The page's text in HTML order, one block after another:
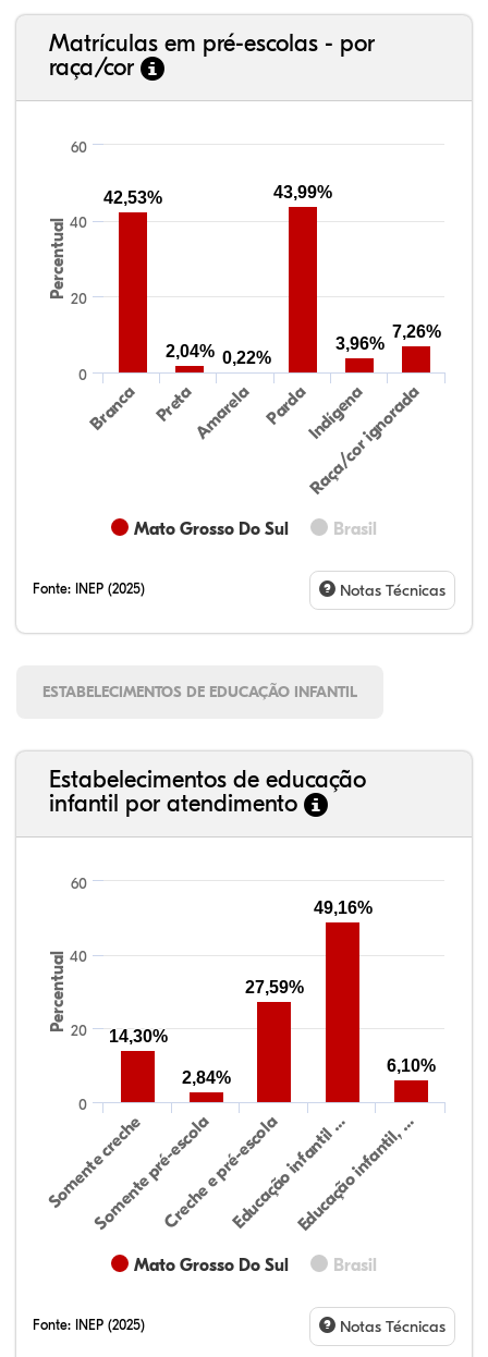
Matrículas em pré-escolas - por
raça/cor
Percentual
Mato Grosso Do Sul Brasil
Branca PretaAmarela PardaIndígena
Raça/cor ignorada
0
20
40
60
42,53%
2,04% 0,22%
43,99%
3,96%
7,26%
Fonte: INEP (2025) Notas Técnicas
ESTABELECIMENTOS DE EDUCAÇÃO INFANTIL
Estabelecimentos de educação
infantil por atendimento
Percentual
Mato Grosso Do Sul Brasil
Somente creche
Somente pré-escolaCreche e pré-escolaEducação infantil …Educação infantil, …
0
20
40
60
14,30%
2,84%
27,59%
49,16%
6,10%
Fonte: INEP (2025) Notas Técnicas